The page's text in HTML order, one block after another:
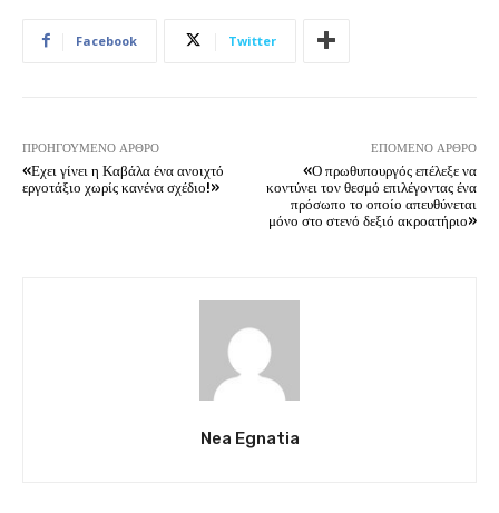
Facebook Twitter
ΠΡΟΗΓΟΎΜΕΝΟ ΆΡΘΡΟ
«Εχει γίνει η Καβάλα ένα ανοιχτό
εργοτάξιο χωρίς κανένα σχέδιο!»
ΕΠΌΜΕΝΟ ΆΡΘΡΟ
«Ο πρωθυπουργός επέλεξε να
κοντύνει τον θεσμό επιλέγοντας ένα
πρόσωπο το οποίο απευθύνεται
μόνο στο στενό δεξιό ακροατήριο»
Nea Egnatia